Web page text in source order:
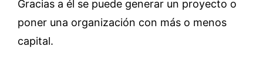
Gracias a él se puede generar un proyecto o
poner una organización con más o menos
capital.